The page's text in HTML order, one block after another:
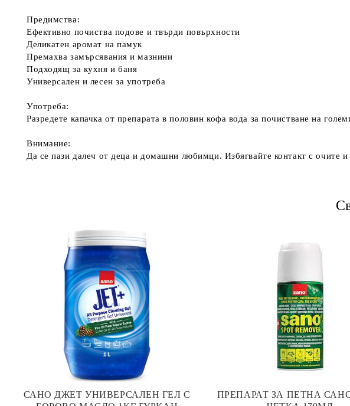
Предимства:
Ефективно почиства подове и твърди повърхности
Деликатен аромат на памук
Премахва замърсявания и мазнини
Подходящ за кухня и баня
Универсален и лесен за употреба
Употреба:
Разредете капачка от препарата в половин кофа вода за почистване на
Внимание:
Да се пази далеч от деца и домашни любимци. Избягвайте контакт с очите
САНО ДЖЕТ УНИВЕРСАЛЕН ГЕЛ С
ПРЕПАРАТ ЗА ПЕТНА